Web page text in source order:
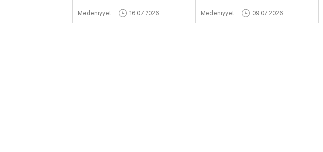
Mədəniyyət 16.07.2026 Mədəniyyət 09.07.2026